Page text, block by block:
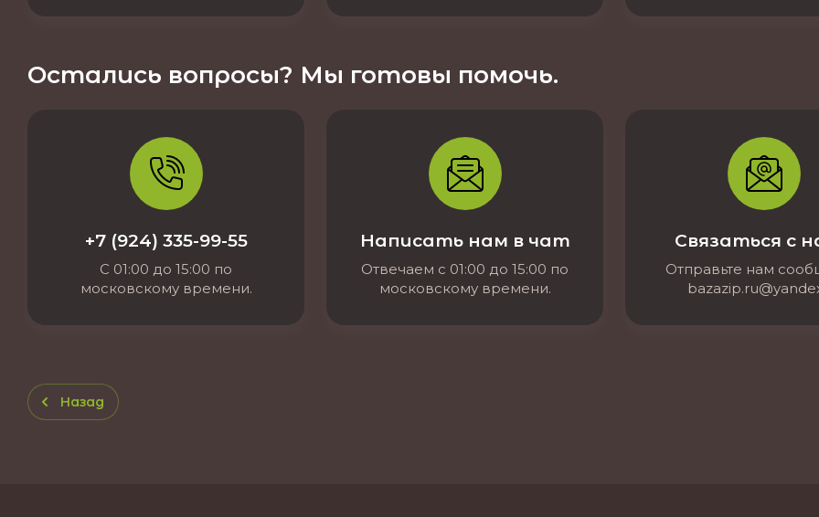
Остались вопросы? Мы готовы помочь.
+7 (924) 335-99-55
С 01:00 до 15:00 по
московскому времени.
Написать нам в чат
Отвечаем с 01:00 до 15:00 по
московскому времени.
Связаться с
Отправьте нам
Назад